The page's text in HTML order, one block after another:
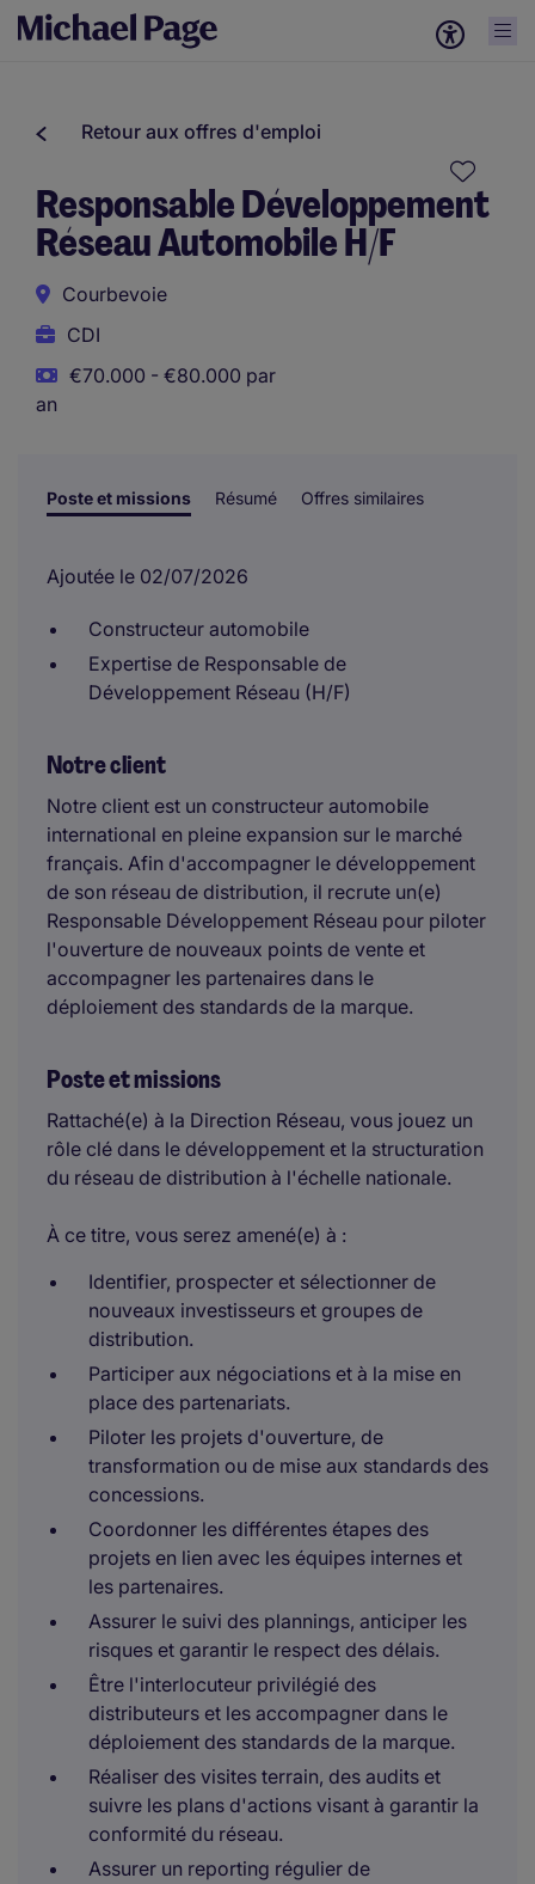
Retour aux offres d'emploi
Responsable Développement
Réseau Automobile H/F
Courbevoie
CDI
€70.000 - €80.000 par
an
Poste et missions Résumé Offres similaires
Ajoutée le 02/07/2026
Constructeur automobile
Expertise de Responsable de
Développement Réseau (H/F)
Notre client
Notre client est un constructeur automobile
international en pleine expansion sur le marché
français. Afin d'accompagner le développement
de son réseau de distribution, il recrute un(e)
Responsable Développement Réseau pour piloter
l'ouverture de nouveaux points de vente et
accompagner les partenaires dans le
déploiement des standards de la marque.
Poste et missions
Rattaché(e) à la Direction Réseau, vous jouez un
rôle clé dans le développement et la structuration
du réseau de distribution à l'échelle nationale.
À ce titre, vous serez amené(e) à :
Identifier, prospecter et sélectionner de
nouveaux investisseurs et groupes de
distribution.
Participer aux négociations et à la mise en
place des partenariats.
Piloter les projets d'ouverture, de
transformation ou de mise aux standards des
concessions.
Coordonner les différentes étapes des
projets en lien avec les équipes internes et
les partenaires.
Assurer le suivi des plannings, anticiper les
risques et garantir le respect des délais.
Être l'interlocuteur privilégié des
distributeurs et les accompagner dans le
déploiement des standards de la marque.
Réaliser des visites terrain, des audits et
suivre les plans d'actions visant à garantir la
conformité du réseau.
Assurer un reporting régulier de